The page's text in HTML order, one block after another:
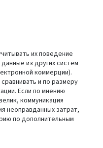
их поведение
из других систем
коммерции).
и по размеру
Если по мнению
коммуникация
неоправданных затрат,
по дополнительным